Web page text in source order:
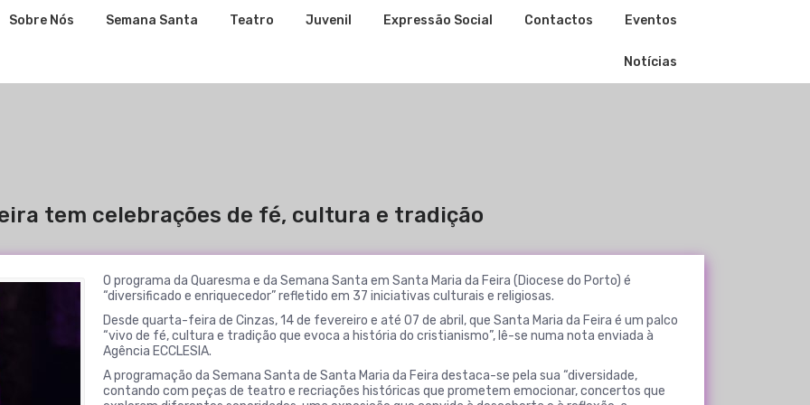
Sobre Nós Semana Santa Teatro Juvenil Expressão Social Contactos Eventos
Notícias
tem celebrações de fé, cultura e tradição
O programa da Quaresma e da Semana Santa em Santa Maria da Feira (Diocese do Porto) é
“diversificado e enriquecedor” refletido em 37 iniciativas culturais e religiosas.
Desde quarta-feira de Cinzas, 14 de fevereiro e até 07 de abril, que Santa Maria da Feira é um palco
“vivo de fé, cultura e tradição que evoca a história do cristianismo”, lê-se numa nota enviada à
Agência ECCLESIA.
A programação da Semana Santa de Santa Maria da Feira destaca-se pela sua “diversidade,
contando com peças de teatro e recriações históricas que prometem emocionar, concertos que